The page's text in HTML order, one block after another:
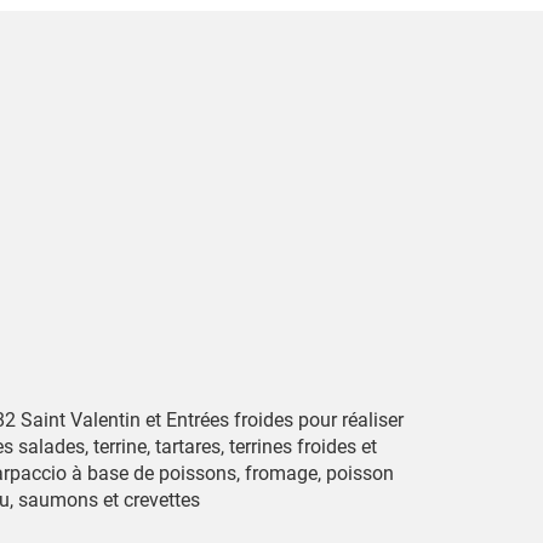
Saint Valentin et Entrées froides pour réaliser
salades, terrine, tartares, terrines froides et
à base de poissons, fromage, poisson
saumons et crevettes